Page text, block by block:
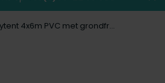
4x6m PVC met grondfr...